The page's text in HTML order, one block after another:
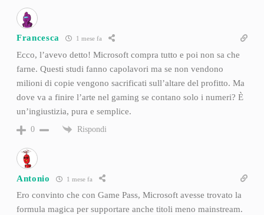
Francesca 1 mese fa
Ecco, l’avevo detto! Microsoft compra tutto e poi non sa che
farne. Questi studi fanno capolavori ma se non vendono
milioni di copie vengono sacrificati sull’altare del profitto. Ma
dove va a finire l’arte nel gaming se contano solo i numeri? È
un’ingiustizia, pura e semplice.
0 Rispondi
Antonio 1 mese fa
Ero convinto che con Game Pass, Microsoft avesse trovato la
formula magica per supportare anche titoli meno mainstream.